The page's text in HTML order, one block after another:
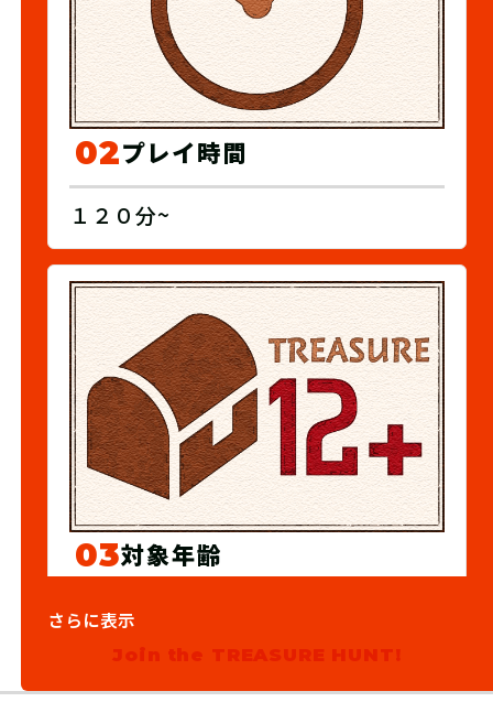
02プレイ時間
１２０分~
03対象年齢
12歳以上
さらに表示
Join the TREASURE HUNT!